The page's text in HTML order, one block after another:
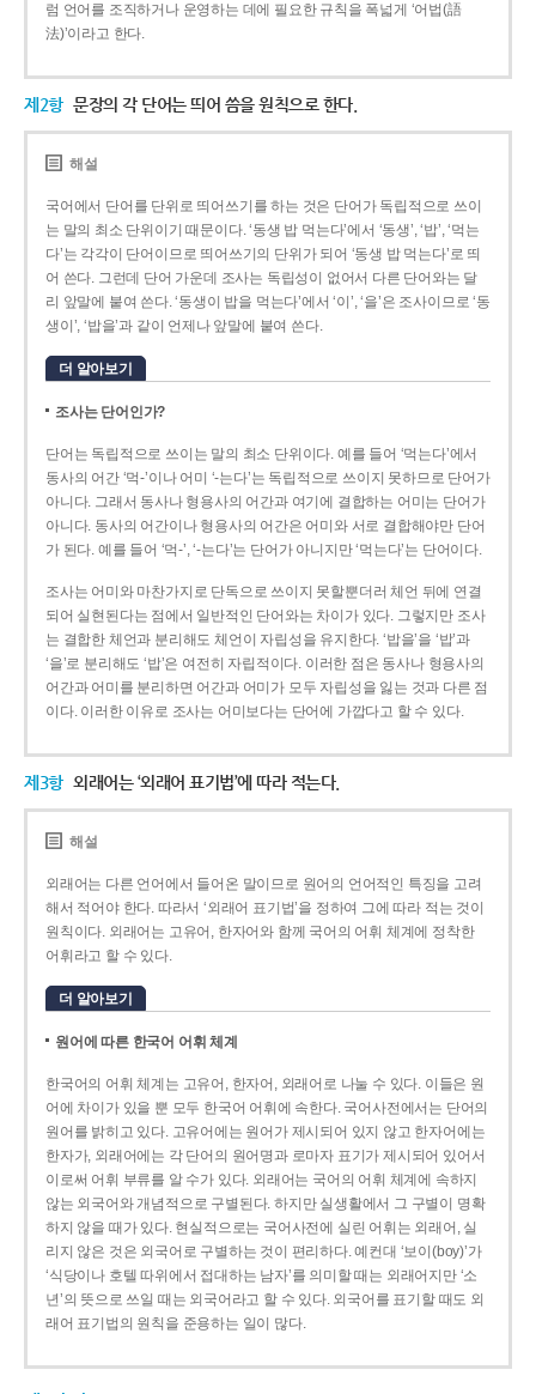
럼 언어를 조직하거나 운영하는 데에 필요한 규칙을 폭넓게 ‘어법(語
法)’이라고 한다.
제2항 문장의 각 단어는 띄어 씀을 원칙으로 한다.
해설
국어에서 단어를 단위로 띄어쓰기를 하는 것은 단어가 독립적으로 쓰이
는 말의 최소 단위이기 때문이다. ‘동생 밥 먹는다’에서 ‘동생’, ‘밥’, ‘먹는
다’는 각각이 단어이므로 띄어쓰기의 단위가 되어 ‘동생 밥 먹는다’로 띄
어 쓴다. 그런데 단어 가운데 조사는 독립성이 없어서 다른 단어와는 달
리 앞말에 붙여 쓴다. ‘동생이 밥을 먹는다’에서 ‘이’, ‘을’은 조사이므로 ‘동
생이’, ‘밥을’과 같이 언제나 앞말에 붙여 쓴다.
더 알아보기
조사는 단어인가?
단어는 독립적으로 쓰이는 말의 최소 단위이다. 예를 들어 ‘먹는다’에서
동사의 어간 ‘먹-­’이나 어미 ‘­-는다’는 독립적으로 쓰이지 못하므로 단어가
아니다. 그래서 동사나 형용사의 어간과 여기에 결합하는 어미는 단어가
아니다. 동사의 어간이나 형용사의 어간은 어미와 서로 결합해야만 단어
가 된다. 예를 들어 ‘먹-’, ‘-는다’는 단어가 아니지만 ‘먹는다’는 단어이다.
조사는 어미와 마찬가지로 단독으로 쓰이지 못할뿐더러 체언 뒤에 연결
되어 실현된다는 점에서 일반적인 단어와는 차이가 있다. 그렇지만 조사
는 결합한 체언과 분리해도 체언이 자립성을 유지한다. ‘밥을’을 ‘밥’과
‘을’로 분리해도 ‘밥’은 여전히 자립적이다. 이러한 점은 동사나 형용사의
어간과 어미를 분리하면 어간과 어미가 모두 자립성을 잃는 것과 다른 점
이다. 이러한 이유로 조사는 어미보다는 단어에 가깝다고 할 수 있다.
제3항 외래어는 ‘외래어 표기법’에 따라 적는다.
해설
외래어는 다른 언어에서 들어온 말이므로 원어의 언어적인 특징을 고려
해서 적어야 한다. 따라서 ‘외래어 표기법’을 정하여 그에 따라 적는 것이
원칙이다. 외래어는 고유어, 한자어와 함께 국어의 어휘 체계에 정착한
어휘라고 할 수 있다.
더 알아보기
원어에 따른 한국어 어휘 체계
한국어의 어휘 체계는 고유어, 한자어, 외래어로 나눌 수 있다. 이들은 원
어에 차이가 있을 뿐 모두 한국어 어휘에 속한다. 국어사전에서는 단어의
원어를 밝히고 있다. 고유어에는 원어가 제시되어 있지 않고 한자어에는
한자가, 외래어에는 각 단어의 원어명과 로마자 표기가 제시되어 있어서
이로써 어휘 부류를 알 수가 있다. 외래어는 국어의 어휘 체계에 속하지
않는 외국어와 개념적으로 구별된다. 하지만 실생활에서 그 구별이 명확
하지 않을 때가 있다. 현실적으로는 국어사전에 실린 어휘는 외래어, 실
리지 않은 것은 외국어로 구별하는 것이 편리하다. 예컨대 ‘보이(boy)’가
‘식당이나 호텔 따위에서 접대하는 남자’를 의미할 때는 외래어지만 ‘소
년’의 뜻으로 쓰일 때는 외국어라고 할 수 있다. 외국어를 표기할 때도 외
래어 표기법의 원칙을 준용하는 일이 많다.